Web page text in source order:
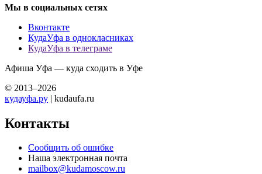
Мы в социальных сетях
Вконтакте
КудаУфа в однокласниках
КудаУфа в телеграме
Афиша Уфа — куда сходить в Уфе
© 2013–2026
кудауфа.ру | kudaufa.ru
Контакты
Сообщить об ошибке
Наша электронная почта
mailbox@kudamoscow.ru